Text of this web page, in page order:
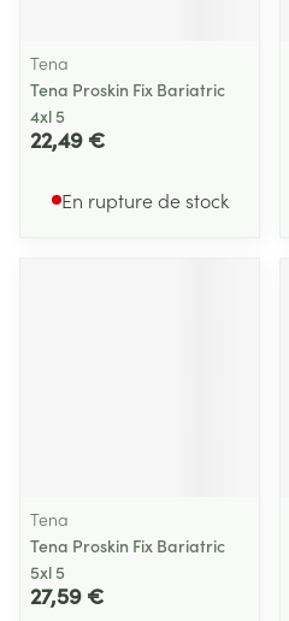
Tena
Tena Proskin Fix Bariatric
4xl 5
22,49 €
En rupture de stock
Tena
Tena Proskin Fix Bariatric
5xl 5
27,59 €